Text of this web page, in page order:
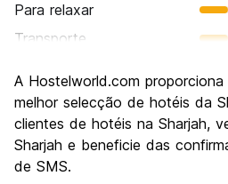
Para relaxar
Transporte
Cultura
Festas / vida noturna
Custo-beneficio
A Hostelworld.com proporciona
melhor selecção de hotéis da
clientes de hotéis na Sharjah,
Sharjah e beneficie das
de SMS.